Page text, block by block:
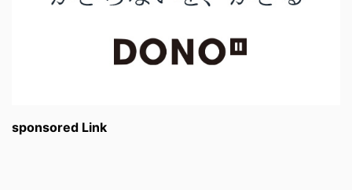
sponsored Link